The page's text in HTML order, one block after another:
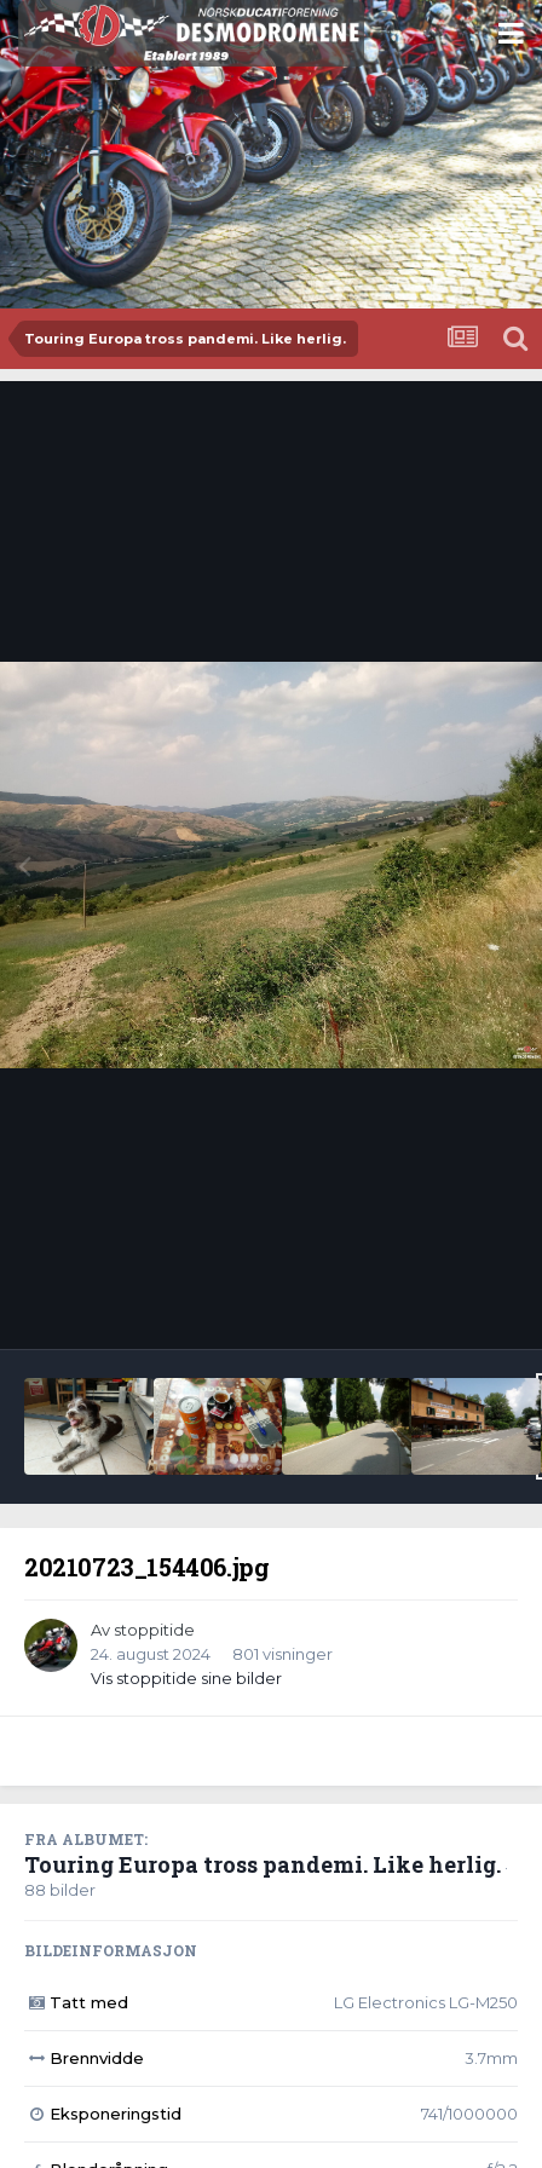
Touring Europa tross pandemi. Like herlig.
20210723_154406.jpg
Av stoppitide
24. august 2024
801 visninger
Vis stoppitide sine bilder
FRA ALBUMET:
Touring Europa tross pandemi. Like herlig. ·
88 bilder
BILDEINFORMASJON
Tatt med LG Electronics LG-M250
Brennvidde 3.7mm
Eksponeringstid 741/1000000